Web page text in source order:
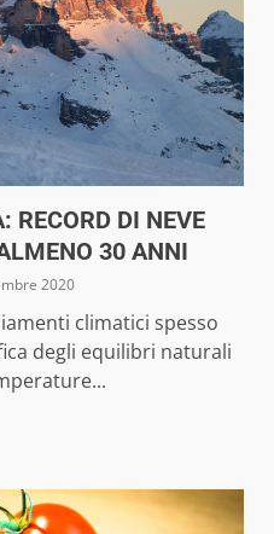
RECORD DI NEVE
30 ANNI
2020
climatici spesso
degli equilibri naturali